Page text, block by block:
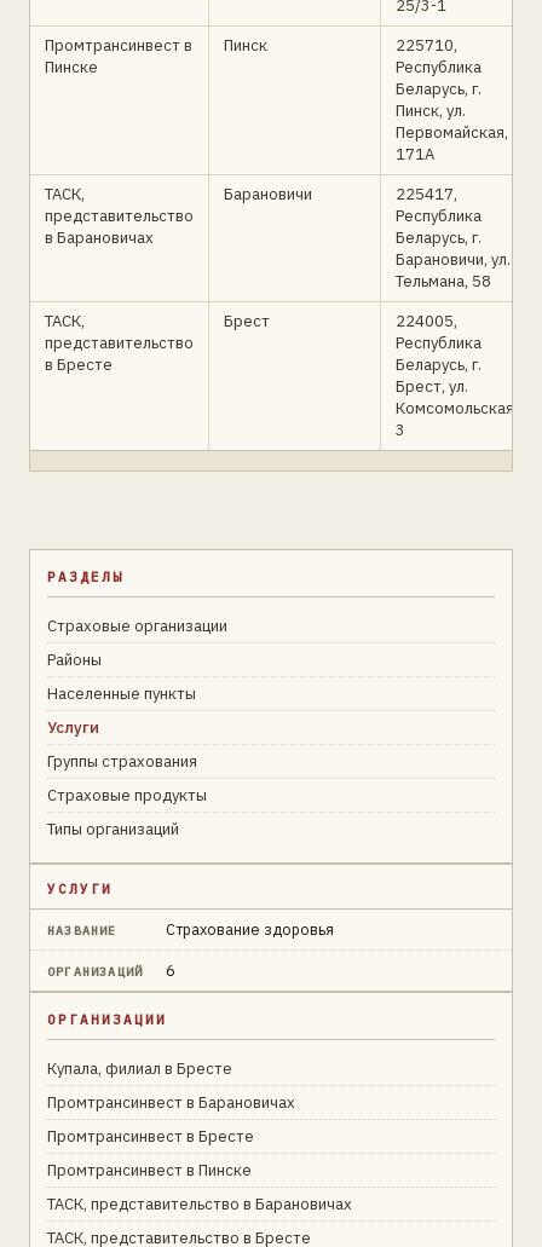
25/3-1
Промтрансинвест в
Пинске
Пинск
225710,
Республика
Беларусь, г.
Пинск, ул.
Первомайская,
171А
ТАСК,
представительство
в Барановичах
Барановичи
225417,
Республика
Беларусь, г.
Барановичи, ул.
Тельмана, 58
ТАСК,
представительство
в Бресте
Брест
224005,
Республика
Беларусь, г.
Брест, ул.
Комсомольская,
3
РАЗДЕЛЫ
Страховые организации
Районы
Населенные пункты
Услуги
Группы страхования
Страховые продукты
Типы организаций
УСЛУГИ
НАЗВАНИЕ Страхование здоровья
ОРГАНИЗАЦИЙ 6
ОРГАНИЗАЦИИ
Купала, филиал в Бресте
Промтрансинвест в Барановичах
Промтрансинвест в Бресте
Промтрансинвест в Пинске
ТАСК, представительство в Барановичах
ТАСК, представительство в Бресте